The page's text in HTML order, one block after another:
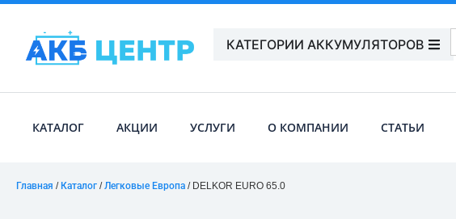
КАТЕГОРИИ АККУМУЛЯТОРОВ
КАТАЛОГ АКЦИИ УСЛУГИ О КОМПАНИИ СТАТЬИ
Главная / Каталог /Легковые Европа / DELKOR EURO 65.0